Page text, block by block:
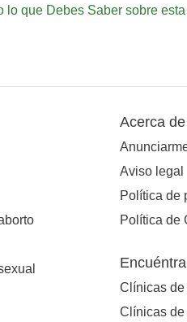
lo que Debes Saber sobre esta
Acerca
Aviso legal
Política de
Política de
Clínicas de
Clínicas de